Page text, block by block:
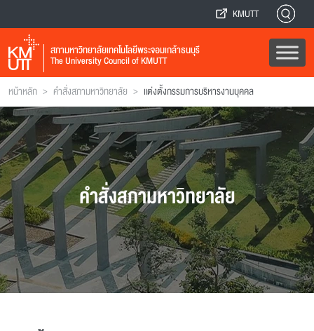
KMUTT
สภามหาวิทยาลัยเทคโนโลยีพระจอมเกล้าธนบุรี
The University Council of KMUTT
หน้าหลัก > คำสั่งสภามหาวิทยาลัย > แต่งตั้งกรรมการบริหารงานบุคคล
คำสั่งสภามหาวิทยาลัย